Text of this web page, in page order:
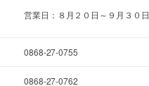
営業日：８月２０日～９月３０日
0868-27-0755
0868-27-0762